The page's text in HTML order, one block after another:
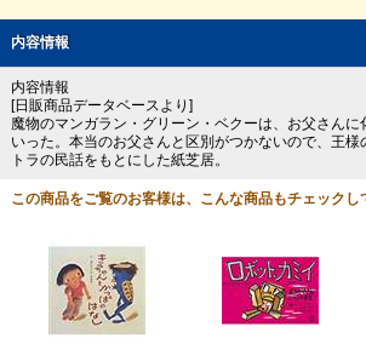
内容情報
内容情報
[日販商品データベースより]
魔物のマンガラン・グリーン・ベクーは、お父さんに
いった。本当のお父さんと区別がつかないので、王
トラの民話をもとにした紙芝居。
この商品をご覧のお客様は、こんな商品もチェックし